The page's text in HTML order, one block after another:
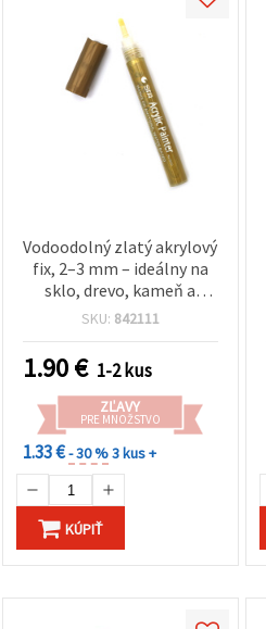
Vodoodolný zlatý akrylový
fix, 2–3 mm – ideálny na
sklo, drevo, kameň a
kreatívne DIY projekty
SKU: 842111
1.90€ 1-2 kus
ZĽAVY
PRE MNOŽSTVO
1.33 €- 30 %3 kus +
KÚPIŤ